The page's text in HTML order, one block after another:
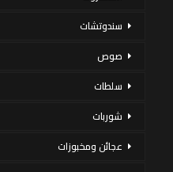
سندوتشات
صوص
سلطات
شوربات
عجائن ومخبوزات